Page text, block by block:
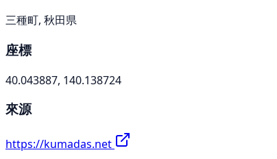
三種町, 秋田県
座標
40.043887, 140.138724
來源
https://kumadas.net